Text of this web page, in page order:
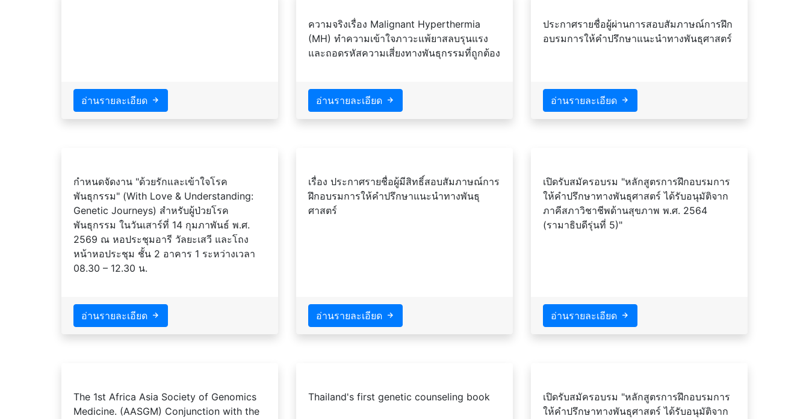
อ่านรายละเอียด
ความจริงเรื่อง Malignant Hyperthermia
(MH) ทำความเข้าใจภาวะแพ้ยาสลบรุนแรง
และถอดรหัสความเสี่ยงทางพันธุกรรมที่ถูกต้อง
อ่านรายละเอียด
ประกาศรายชื่อผู้ผ่านการสอบสัมภาษณ์การฝึก
อบรมการให้คำปรึกษาแนะนำทางพันธุศาสตร์
อ่านรายละเอียด
กำหนดจัดงาน "ด้วยรักและเข้าใจโรค
พันธุกรรม" (With Love & Understanding:
Genetic Journeys) สำหรับผู้ป่วยโรค
พันธุกรรม ในวันเสาร์ที่ 14 กุมภาพันธ์ พ.ศ.
2569 ณ หอประชุมอารี วัลยะเสวี และโถง
หน้าหอประชุม ชั้น 2 อาคาร 1 ระหว่างเวลา
08.30 – 12.30 น.
อ่านรายละเอียด
เรื่อง ประกาศรายชื่อผู้มีสิทธิ์สอบสัมภาษณ์การ
ฝึกอบรมการให้คำปรึกษาแนะนำทางพันธุ
ศาสตร์
อ่านรายละเอียด
เปิดรับสมัครอบรม "หลักสูตรการฝึกอบรมการ
ให้คำปรึกษาทางพันธุศาสตร์ ได้รับอนุมัติจาก
ภาคีสภาวิชาชีพด้านสุขภาพ พ.ศ. 2564
(รามาธิบดีรุ่นที่ 5)"
อ่านรายละเอียด
The 1st Africa Asia Society of Genomics
Medicine. (AASGM) Conjunction with the
Thailand's first genetic counseling book
เปิดรับสมัครอบรม "หลักสูตรการฝึกอบรมการ
ให้คำปรึกษาทางพันธุศาสตร์ ได้รับอนุมัติจาก